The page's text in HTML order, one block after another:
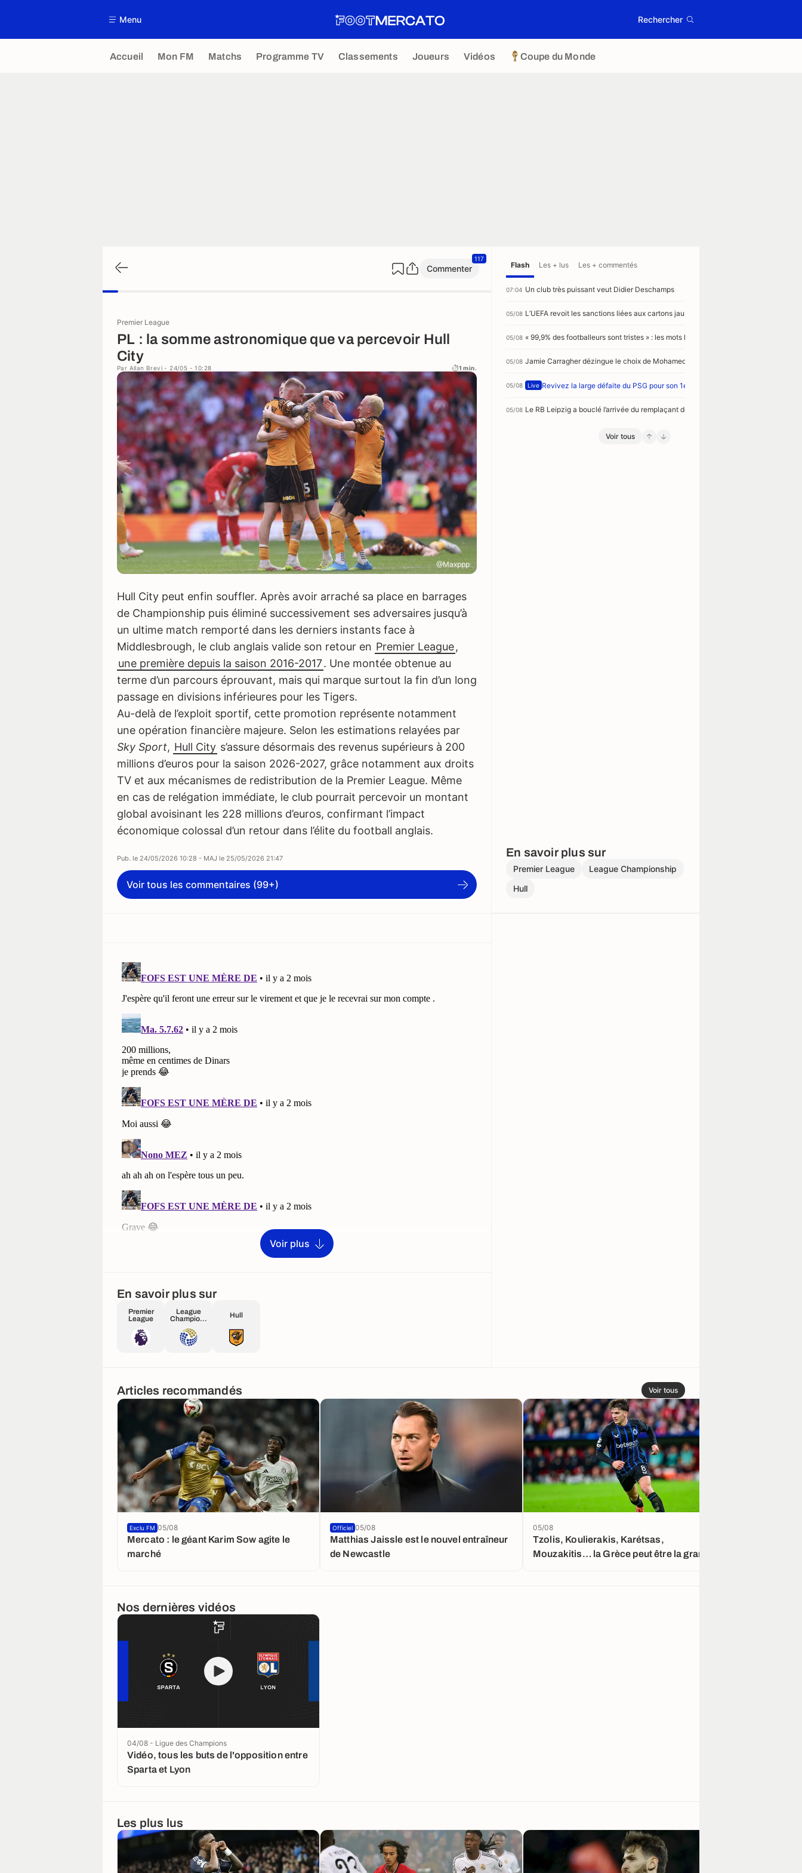
Menu Rechercher
Accueil Mon FM Matchs Programme TV Classements Joueurs Vidéos Coupe du Monde
Commenter
117
Premier League
PL : la somme astronomique que va percevoir Hull
City
Par Allan Brevi - 24/05 - 10:28 1 min.
@Maxppp
Hull City peut enfin souffler. Après avoir arraché sa place en barrages
de Championship puis éliminé successivement ses adversaires jusqu’à
un ultime match remporté dans les derniers instants face à
Middlesbrough, le club anglais valide son retour en Premier League,
une première depuis la saison 2016-2017. Une montée obtenue au
terme d’un parcours éprouvant, mais qui marque surtout la fin d’un long
passage en divisions inférieures pour les Tigers.
Au-delà de l’exploit sportif, cette promotion représente notamment
une opération financière majeure. Selon les estimations relayées par
Sky Sport, Hull City s’assure désormais des revenus supérieurs à 200
millions d’euros pour la saison 2026-2027, grâce notamment aux droits
TV et aux mécanismes de redistribution de la Premier League. Même
en cas de relégation immédiate, le club pourrait percevoir un montant
global avoisinant les 228 millions d’euros, confirmant l’impact
économique colossal d’un retour dans l’élite du football anglais.
Pub. le 24/05/2026 10:28 - MAJ le 25/05/2026 21:47
Voir tous les commentaires (99+)
Flash Les + lus Les + commentés
07:04 Un club très puissant veut Didier Deschamps
05/08 L’UEFA revoit les sanctions liées aux cartons jaunes
05/08 « 99,9% des footballeurs sont tristes » : les mots lourds de sens d’un ancien de
05/08 Jamie Carragher dézingue le choix de Mohamed Salah de rejoindre Trabzonspor
05/08 Live Revivez la large défaite du PSG pour son 1er match de préparation face à
05/08 Le RB Leipzig a bouclé l’arrivée du remplaçant de Yan Diomandé
Voir tous
En savoir plus sur
Premier League
League Championship
Hull
Voir plus
En savoir plus sur
Premier
League
League
Champions
Hull
Articles recommandés Voir tous
Mercato : le géant Karim Sow agite le
marché
Exclu FM 05/08
Matthias Jaissle est le nouvel entraîneur
de Newcastle
Officiel 05/08
Tzolis, Koulierakis, Karétsas,
Mouzakitis… la Grèce peut être la grande
05/08
Nos dernières vidéos
Vidéo, tous les buts de l'opposition entre
Sparta et Lyon
04/08 - Ligue des Champions
Les plus lus